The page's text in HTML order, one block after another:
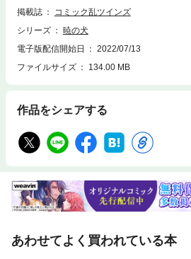
掲載誌
コミック乱ツインズ
シリーズ
暁の犬
電子版配信開始日
2022/07/13
ファイルサイズ
134.00 MB
作品をシェアする
あわせてよく買われている本